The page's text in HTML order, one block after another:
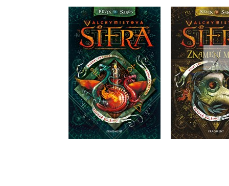
Alchymistova šifra
Kevin Sands
Do košíku
369 Kč
295 Kč
Kevin
Do
295 Kč